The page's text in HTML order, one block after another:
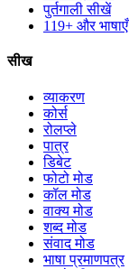
पुर्तगाली सीखें
119+ और भाषाएँ
सीख
व्याकरण
कोर्स
रोलप्ले
पात्र
डिबेट
फोटो मोड
कॉल मोड
वाक्य मोड
शब्द मोड
संवाद मोड
भाषा प्रमाणपत्र